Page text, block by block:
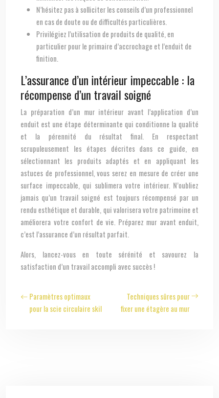
N’hésitez pas à solliciter les conseils d’un professionnel
en cas de doute ou de difficultés particulières.
Privilégiez l’utilisation de produits de qualité, en
particulier pour le primaire d’accrochage et l’enduit de
finition.
L’assurance d’un intérieur impeccable : la
récompense d’un travail soigné
La préparation d’un mur intérieur avant l’application d’un
enduit est une étape déterminante qui conditionne la qualité
et la pérennité du résultat final. En respectant
scrupuleusement les étapes décrites dans ce guide, en
sélectionnant les produits adaptés et en appliquant les
astuces de professionnel, vous serez en mesure de créer une
surface impeccable, qui sublimera votre intérieur. N’oubliez
jamais qu’un travail soigné est toujours récompensé par un
rendu esthétique et durable, qui valorisera votre patrimoine et
améliorera votre confort de vie. Préparez mur avant enduit,
c’est l’assurance d’un résultat parfait.
Alors, lancez-vous en toute sérénité et savourez la
satisfaction d’un travail accompli avec succès !
Paramètres optimaux
pour la scie circulaire skil
Techniques sûres pour
fixer une étagère au mur